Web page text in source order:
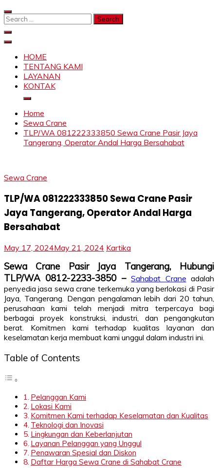
Skip
to
Search
SKYLIFTHOME
TENTANG KAMI
LAYANAN
KONTAK
Home
Sewa Crane
TLP/WA 081222333850 Sewa Crane Pasir Jaya
Tangerang, Operator Andal Harga Bersahabat
Sewa Crane
TLP/WA 081222333850 Sewa Crane Pasir
Jaya Tangerang, Operator Andal Harga
Bersahabat
May 17, 2024May 21, 2024 Kartika
Sewa Crane Pasir Jaya Tangerang, Hubungi
TLP/WA 0812-2233-3850 –Sahabat Crane adalah
penyedia jasa sewa crane terkemuka yang berlokasi di Pasir
Jaya, Tangerang. Dengan pengalaman lebih dari 20 tahun,
perusahaan kami telah menjadi mitra terpercaya bagi
berbagai proyek konstruksi, industri, dan pengangkutan
berat. Komitmen kami terhadap kualitas layanan dan
keselamatan kerja membuat kami unggul dalam industri ini.
Table of Contents
Pelanggan Kami
Lokasi Kami
Komitmen Kami terhadap Keselamatan dan Kualitas
Teknologi dan Inovasi
Lingkungan dan Keberlanjutan
Layanan Pelanggan yang Unggul
Penawaran Spesial dan Diskon
Daftar Harga Sewa Crane di Sahabat Crane